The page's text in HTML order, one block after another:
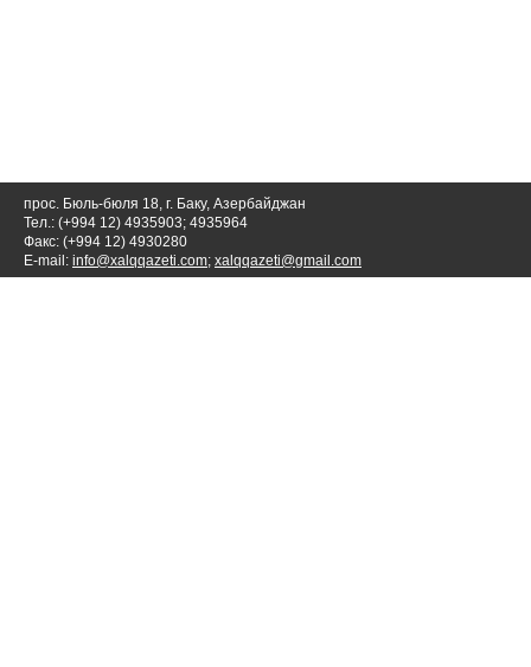
прос. Бюль-бюля 18, г. Баку, Азербайджан
Тел.: (+994 12) 4935903; 4935964
Факс: (+994 12) 4930280
E-mail: info@xalqqazeti.com; xalqqazeti@gmail.com